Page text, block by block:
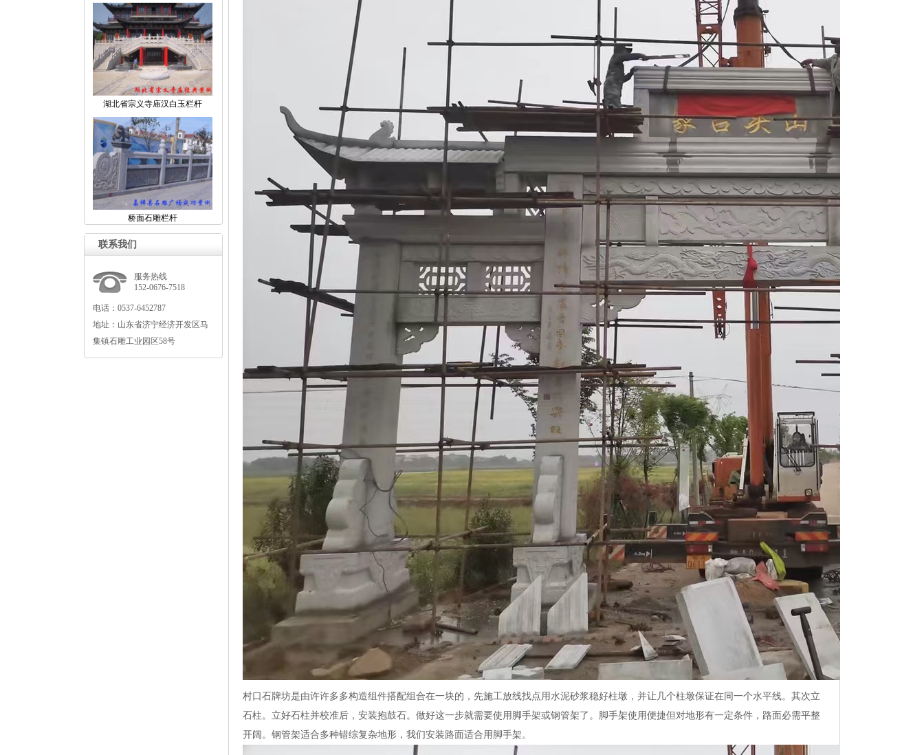
湖北省宗义寺庙汉白玉栏杆
桥面石雕栏杆
联系我们
服务热线
152-0676-7518
电话：0537-6452787
地址：山东省济宁经济开发区马
集镇石雕工业园区58号
村口石牌坊是由许许多多构造组件搭配组合在一块的，先施工放线找点用水泥砂浆稳好柱墩，并让几个柱墩保证在同一个水平线。其次立
石柱。立好石柱并校准后，安装抱鼓石。做好这一步就需要使用脚手架或钢管架了。脚手架使用便捷但对地形有一定条件，路面必需平整
开阔。钢管架适合多种错综复杂地形，我们安装路面适合用脚手架。